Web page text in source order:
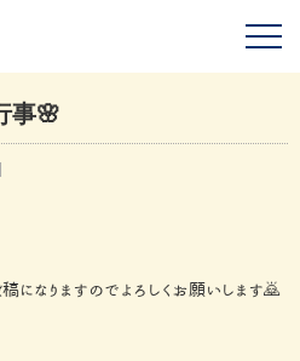
事🌸
なりますのでよろしくお願いします🙇